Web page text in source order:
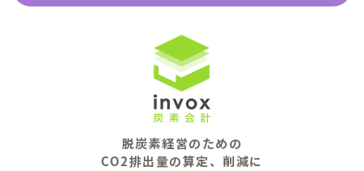
脱炭素経営のための
CO2排出量の算定、削減に